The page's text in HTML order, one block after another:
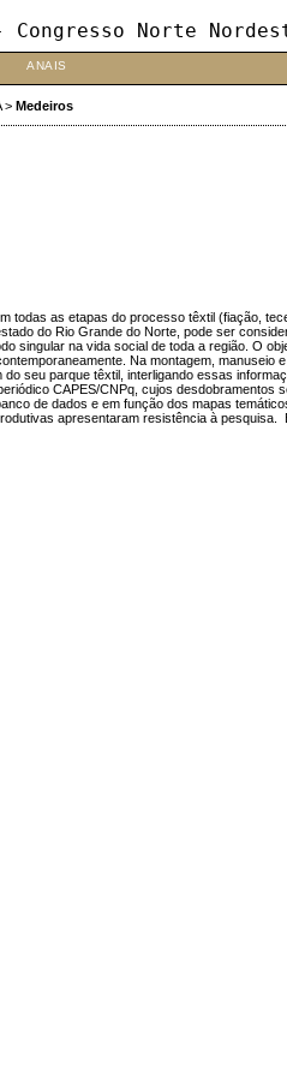
Norte
ANAIS
> Medeiros
as etapas do processo têxtil (fiação,
do Rio Grande do Norte, pode ser
singular na vida social de toda a região. O
Na montagem,
seu parque têxtil, interligando essas
CAPES/CNPq, cujos
de dados e em função dos mapas
apresentaram resistência à